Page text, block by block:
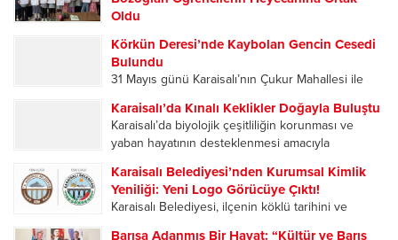
gerçekleştirildi. Birlik, beraberlik ve paylaşma
kültürünün ön plana çıktığı etkinliklerde
vatandaşlar aynı sofrada buluştu....
Oldu
birlikte Karaisalı’da öğrenciler karne heyecanı
yaşadı. Karaisalı Kaymakamı Hüseyin Bozoğlan,
Eğlence İlkokulu-Ortaokulu’nda düzenlenen
karne dağıtım törenine katılarak öğrencilerin
sevincine ortak oldu. Törene Kaymakam
Hüseyin...
Körkün Deresi’nde Kaybolan Gencin Cesedi
Bulundu
31 Mayıs günü Karaisalı’nın Çukur Mahallesi ile
Köprüsü mevkisinde meydana gelen olayda.
Serinlemek amacıyla suya giren 25 yaşındaki
Ömer Talip Alptekin, bir süre sonra gözden...
Karaisalı’da Kınalı Keklikler Doğayla Buluştu
Karaisalı’da biyolojik çeşitliliğin korunması ve
yaban hayatının desteklenmesi amacıyla
kapsamında yüzlerce kınalı keklik doğal yaşam
alanlarına bırakıldı. Adana Doğa Koruma ve Milli
Parklar Müdürlüğü tarafından...
Karaisalı Belediyesi’nden Kurumsal Kimlik
Yeniliği: Yeni Logo Görücüye Çıktı!
​Karaisalı Belediyesi, ilçenin köklü tarihini ve
Barışa Adanmış Bir Hayat: “Kültür ve Barış